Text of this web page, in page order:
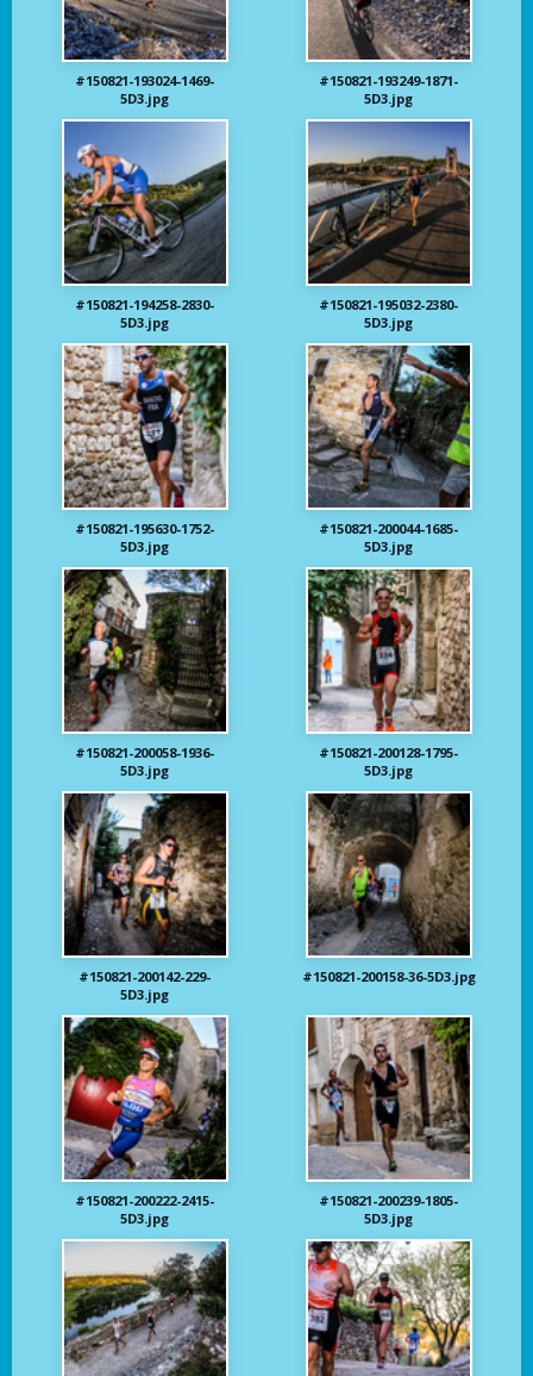
#150821-193024-1469-
5D3.jpg
#150821-193249-1871-
5D3.jpg
#150821-194258-2830-
5D3.jpg
#150821-195032-2380-
5D3.jpg
#150821-195630-1752-
5D3.jpg
#150821-200044-1685-
5D3.jpg
#150821-200058-1936-
5D3.jpg
#150821-200128-1795-
5D3.jpg
#150821-200142-229-
5D3.jpg
#150821-200158-36-5D3.jpg
#150821-200222-2415-
5D3.jpg
#150821-200239-1805-
5D3.jpg